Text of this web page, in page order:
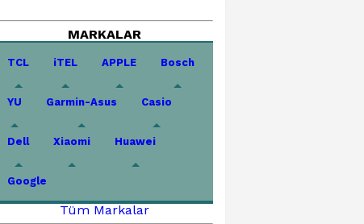
MARKALAR
TCL iTEL APPLE Bosch
YU Garmin-Asus Casio
Dell Xiaomi Huawei
Google
Tüm Markalar